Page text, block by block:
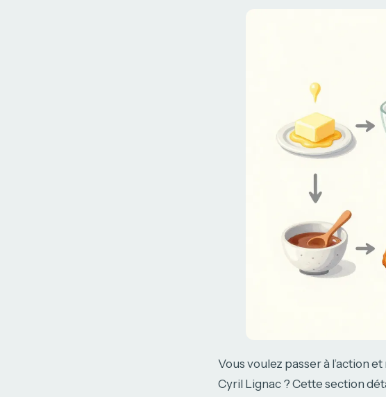
Vous voulez passer à l’action
Cyril Lignac ? Cette section